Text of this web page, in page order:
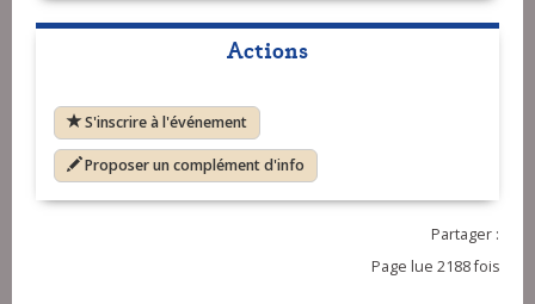
Actions
S'inscrire à l'événement
Proposer un complément d'info
Partager :
Page lue 2188 fois